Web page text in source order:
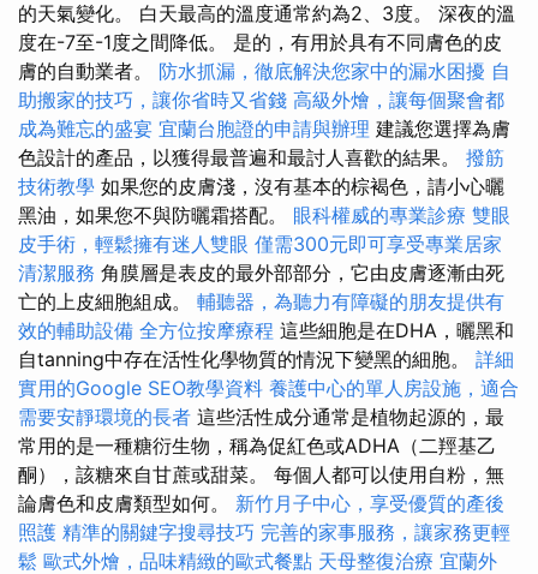
的天氣變化。 白天最高的溫度通常約為2、3度。 深夜的溫
度在-7至-1度之間降低。 是的，有用於具有不同膚色的皮
膚的自動業者。 防水抓漏，徹底解決您家中的漏水困擾 自
助搬家的技巧，讓你省時又省錢 高級外燴，讓每個聚會都
成為難忘的盛宴 宜蘭台胞證的申請與辦理 建議您選擇為膚
色設計的產品，以獲得最普遍和最討人喜歡的結果。 撥筋
技術教學 如果您的皮膚淺，沒有基本的棕褐色，請小心曬
黑油，如果您不與防曬霜搭配。 眼科權威的專業診療 雙眼
皮手術，輕鬆擁有迷人雙眼 僅需300元即可享受專業居家
清潔服務 角膜層是表皮的最外部部分，它由皮膚逐漸由死
亡的上皮細胞組成。 輔聽器，為聽力有障礙的朋友提供有
效的輔助設備 全方位按摩療程 這些細胞是在DHA，曬黑和
自tanning中存在活性化學物質的情況下變黑的細胞。 詳細
實用的Google SEO教學資料 養護中心的單人房設施，適合
需要安靜環境的長者 這些活性成分通常是植物起源的，最
常用的是一種糖衍生物，稱為促紅色或ADHA（二羥基乙
酮），該糖來自甘蔗或甜菜。 每個人都可以使用自粉，無
論膚色和皮膚類型如何。 新竹月子中心，享受優質的產後
照護 精準的關鍵字搜尋技巧 完善的家事服務，讓家務更輕
鬆 歐式外燴，品味精緻的歐式餐點 天母整復治療 宜蘭外